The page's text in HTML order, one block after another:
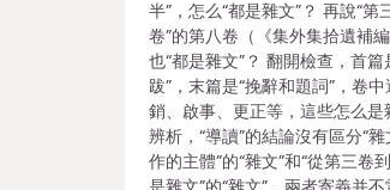
半”，怎么“都是雜文”？ 再說“第
卷”的第八卷（《集外集拾遺補
也“都是雜文”？ 翻開檢查，首篇
跋”，末篇是“挽辭和題詞”，卷
銷、啟事、更正等，這些怎么是
辨析，“導讀”的結論沒有區分“
作的主體”的“雜文”和“從第三卷